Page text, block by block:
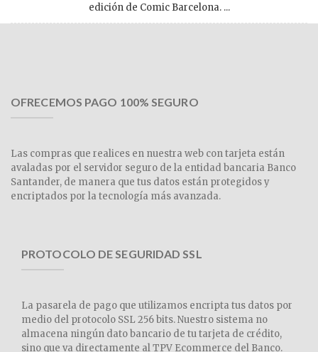
edición de Comic Barcelona. ...
OFRECEMOS PAGO 100% SEGURO
Las compras que realices en nuestra web con tarjeta están
avaladas por el servidor seguro de la entidad bancaria Banco
Santander, de manera que tus datos están protegidos y
encriptados por la tecnología más avanzada.
PROTOCOLO DE SEGURIDAD SSL
La pasarela de pago que utilizamos encripta tus datos por
medio del protocolo SSL 256 bits. Nuestro sistema no
almacena ningún dato bancario de tu tarjeta de crédito,
sino que va directamente al TPV Ecommerce del Banco.